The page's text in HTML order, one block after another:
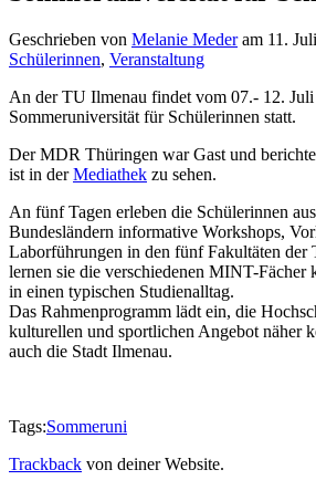
Geschrieben von Melanie Mederam 11.
Schülerinnen, Veranstaltung
An der TU Ilmenau findet vom 07.- 12.
Sommeruniversität für Schülerinnen statt.
Der MDR Thüringen war Gast und
ist in derMediathek zu sehen.
An fünf Tagen erleben die Schülerinnen
Bundesländern informative Workshops,
Laborführungen in den fünf Fakultäten der
lernen sie die verschiedenen MINT-Fächer
in einen typischen Studienalltag.
Das Rahmenprogramm lädt ein, die
kulturellen und sportlichen Angebot näher
auch die Stadt Ilmenau.
Tags:Sommeruni
Trackback von deiner Website.